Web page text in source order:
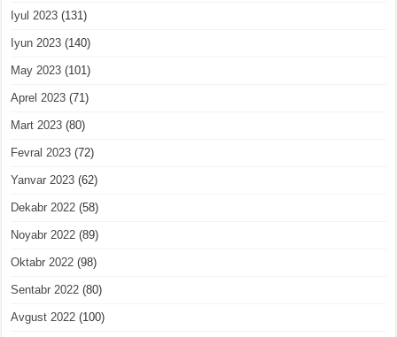
Iyul 2023 (131)
Iyun 2023 (140)
May 2023 (101)
Aprel 2023 (71)
Mart 2023 (80)
Fevral 2023 (72)
Yanvar 2023 (62)
Dekabr 2022 (58)
Noyabr 2022 (89)
Oktabr 2022 (98)
Sentabr 2022 (80)
Avgust 2022 (100)